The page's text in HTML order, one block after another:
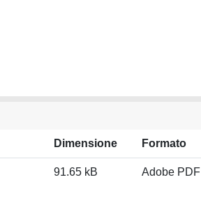
Dimensione Formato
91.65 kB Adobe PDF